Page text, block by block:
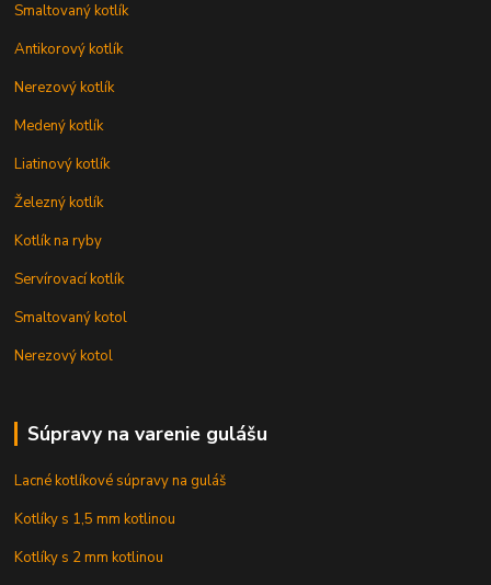
Smaltovaný kotlík
Antikorový kotlík
Nerezový kotlík
Medený kotlík
Liatinový kotlík
Železný kotlík
Kotlík na ryby
Servírovací kotlík
Smaltovaný kotol
Nerezový kotol
Súpravy na varenie gulášu
Lacné kotlíkové súpravy na guláš
Kotlíky s 1,5 mm kotlinou
Kotlíky s 2 mm kotlinou